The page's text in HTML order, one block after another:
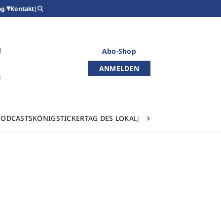
Kontakt|
Abo-Shop
ANMELDEN
KÖNIGSTICKERTAG DES LOKALJOURNALISMUS